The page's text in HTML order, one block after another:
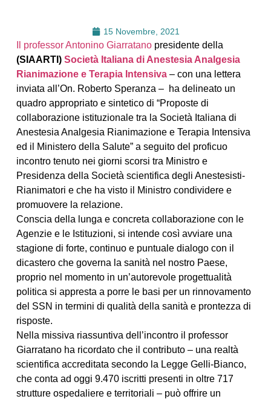
15 Novembre, 2021
Il professor Antonino Giarratanopresidente della
(SIAARTI) Società Italiana di Anestesia Analgesia
Rianimazione e Terapia Intensiva – con una lettera
inviata all’On. Roberto Speranza – ha delineato un
quadro appropriato e sintetico di “Proposte di
collaborazione istituzionale tra la Società Italiana di
Anestesia Analgesia Rianimazione e Terapia Intensiva
ed il Ministero della Salute” a seguito del proficuo
incontro tenuto nei giorni scorsi tra Ministro e
Presidenza della Società scientifica degli Anestesisti-
Rianimatori e che ha visto il Ministro condividere e
promuovere la relazione.
Conscia della lunga e concreta collaborazione con le
Agenzie e le Istituzioni, si intende così avviare una
stagione di forte, continuo e puntuale dialogo con il
dicastero che governa la sanità nel nostro Paese,
proprio nel momento in un’autorevole progettualità
politica si appresta a porre le basi per un rinnovamento
del SSN in termini di qualità della sanità e prontezza di
risposte.
Nella missiva riassuntiva dell’incontro il professor
Giarratano ha ricordato che il contributo – una realtà
scientifica accreditata secondo la Legge Gelli-Bianco,
che conta ad oggi 9.470 iscritti presenti in oltre 717
strutture ospedaliere e territoriali – può offrire un